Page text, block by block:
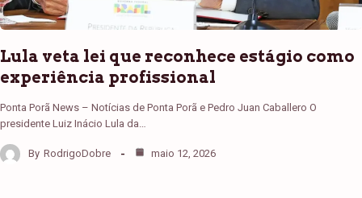
Lula veta lei que reconhece estágio como
experiência profissional
Ponta Porã News – Notícias de Ponta Porã e Pedro Juan Caballero O
presidente Luiz Inácio Lula da…
By RodrigoDobre maio 12, 2026